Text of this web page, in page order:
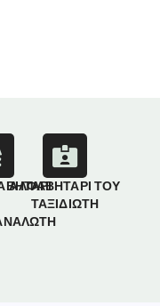
ΑΛΦΑΒΗΤΑΡΙ ΤΟΥ
ΤΑΞΙΔΙΩΤΗ